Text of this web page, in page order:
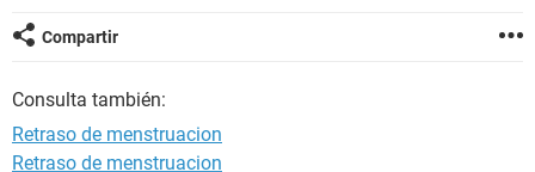
Compartir
Consulta también:
Retraso de menstruacion
Retraso de menstruacion